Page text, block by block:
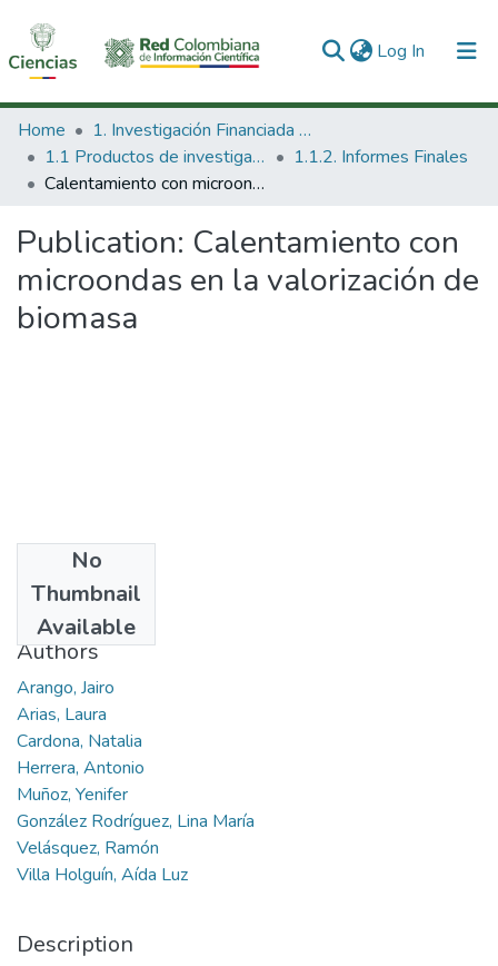
Log In (current)
Communities & Collections
All of DSpace
Home
1. Investigación Financiada con Recursos Públicos
1.1 Productos de investigación
1.1.2. Informes Finales
Calentamiento con microondas en la valorización de biomasa
Publication: Calentamiento con
microondas en la valorización de
biomasa
No
Thumbnail
Available
2015
Authors
Arango, Jairo
Arias, Laura
Cardona, Natalia
Herrera, Antonio
Muñoz, Yenifer
González Rodríguez, Lina María
Velásquez, Ramón
Villa Holguín, Aída Luz
Description